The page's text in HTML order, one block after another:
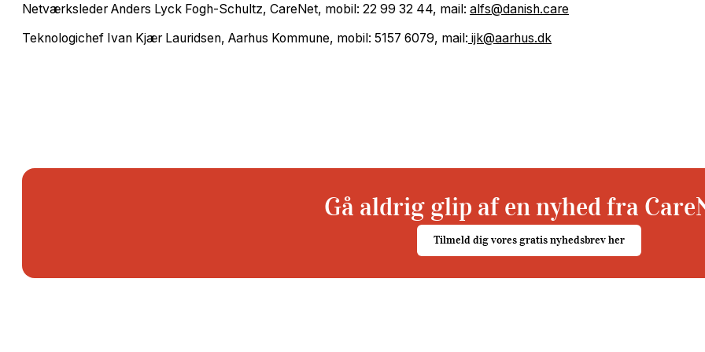
Netværksleder Anders Lyck Fogh-Schultz, CareNet, mobil: 22 99 32 44, mail: alfs@danish.care
Teknologichef Ivan Kjær Lauridsen, Aarhus Kommune, mobil: 5157 6079, mail: ijk@aarhus.dk
Gå aldrig glip af en nyhed fra
Tilmeld dig vores gratis nyhedsbrev her